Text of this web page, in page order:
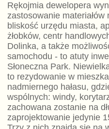
Rękojmia dewelopera
zastosowanie
bliskość urzędu miasta,
żłobków, centr
Dolinka, a także
samochodu - to atuty
Słoneczna Park.
to rezydowanie w
nadmiernego hałasu,
wspólnych: windy,
zachowana zostanie na
zaprojektowanie jedynie